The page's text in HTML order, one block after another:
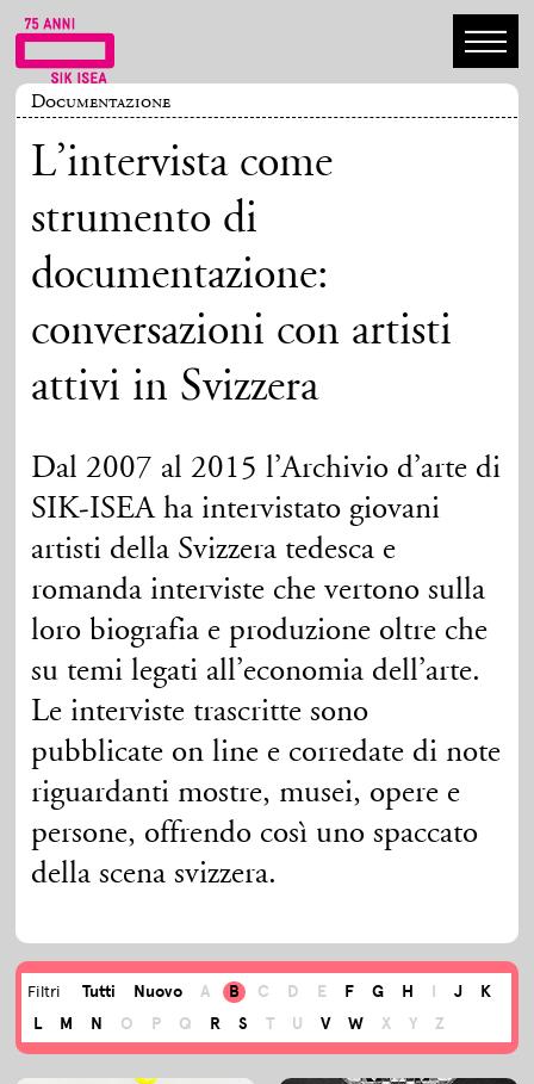
Documentazione
L’intervista come
strumento di
documentazione:
conversazioni con artisti
attivi in Svizzera
Dal 2007 al 2015 l’Archivio d’arte di
SIK-ISEA ha intervistato giovani
artisti della Svizzera tedesca e
romanda interviste che vertono sulla
loro biografia e produzione oltre che
su temi legati all’economia dell’arte.
Le interviste trascritte sono
pubblicate on line e corredate di note
riguardanti mostre, musei, opere e
persone, offrendo così uno spaccato
della scena svizzera.
Filtri Tutti Nuovo A B C D E F G H I J
K
L
M N O P Q R S T U V W X Y Z